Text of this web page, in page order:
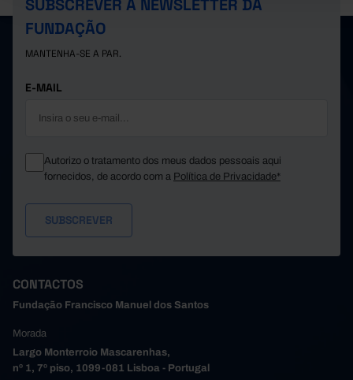
SUBSCREVER A NEWSLETTER DA
FUNDAÇÃO
MANTENHA-SE A PAR.
E-MAIL
Autorizo o tratamento dos meus dados pessoais aqui
fornecidos, de acordo com a Política de Privacidade*
CONTACTOS
Fundação Francisco Manuel dos Santos
Morada
Largo Monterroio Mascarenhas,
nº 1, 7º piso, 1099-081 Lisboa - Portugal